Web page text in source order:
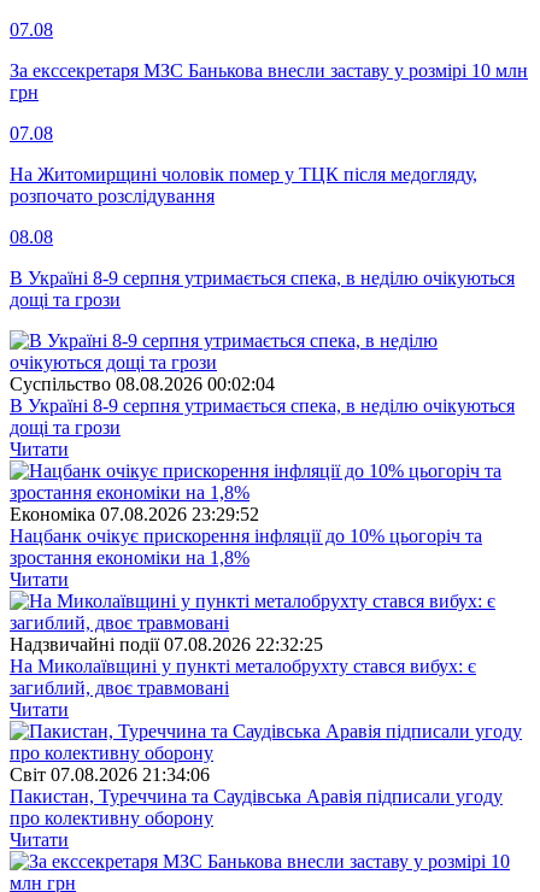
07.08
За екссекретаря МЗС Банькова внесли заставу у розмірі 10 млн
грн
07.08
На Житомирщині чоловік помер у ТЦК після медогляду,
розпочато розслідування
08.08
В Україні 8-9 серпня утримається спека, в неділю очікуються
дощі та грози
Суспiльство 08.08.2026 00:02:04
В Україні 8-9 серпня утримається спека, в неділю очікуються
дощі та грози
Читати
Економіка 07.08.2026 23:29:52
Нацбанк очікує прискорення інфляції до 10% цьогоріч та
зростання економіки на 1,8%
Читати
Надзвичайні події 07.08.2026 22:32:25
На Миколаївщині у пункті металобрухту стався вибух: є
загиблий, двоє травмовані
Читати
Свiт 07.08.2026 21:34:06
Пакистан, Туреччина та Саудівська Аравія підписали угоду
про колективну оборону
Читати